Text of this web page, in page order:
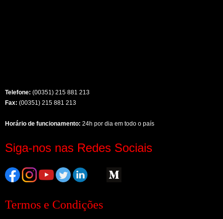
Telefone: (00351) 215 881 213
Fax: (00351) 215 881 213
Horário de funcionamento: 24h por dia em todo o país
Siga-nos nas Redes Sociais
Termos e Condições